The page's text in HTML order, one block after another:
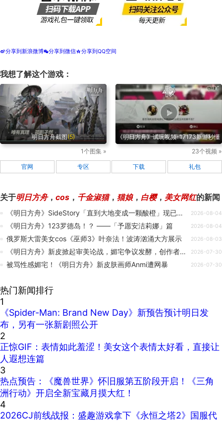
t分享到新浪微博w分享到微信z分享到QQ空间
我想了解这个游戏：
明日方舟截图(5)
1个图集 »
《明日方舟》试玩视频-17173新游秒懂
23个视频 »
官网 专区 下载 礼包
关于明日方舟， cos ， 千金淑猫， 猫娘， 白樱， 美女网红的新闻
《明日方舟》SideStory「直到大地变成一颗酸橙」现已开启！ 2026-08-04
《明日方舟》123罗德岛！？ ——「予愿安洁莉娜」篇 2026-08-04
俄罗斯大雷美女cos《巫师3》叶奈法！波涛汹涌大方展示 2026-08-03
《明日方舟》新皮掀起审美论战，媚宅争议发酵，创作者遭网暴 2026-07-30
被骂性感媚宅！《明日方舟》新皮肤画师Anmi遭网暴 2026-07-30
热门新闻排行
1
《Spider-Man: Brand New Day》新预告预计明日发
布，另有一张新剧照公开
2
正惊GIF：表情如此羞涩！美女这个表情太好看，直接让
人遐想连篇
3
热点预告：《魔兽世界》怀旧服第五阶段开启！《三角
洲行动》开启全新宝藏月摸大红！
4
2026CJ前线战报：盛趣游戏拿下《永恒之塔2》国服代